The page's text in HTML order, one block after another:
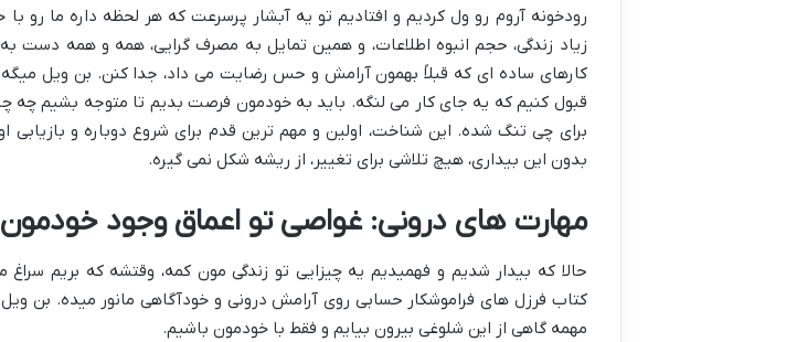
رودخونه آروم رو ول کردیم و افتادیم تو یه آبشار پرسرعت که هر لحظه داره ما رو
زیاد زندگی، حجم انبوه اطلاعات، و همین تمایل به مصرف گرایی، همه و همه دست
کارهای ساده ای که قبلاً بهمون آرامش و حس رضایت می داد، جدا کنن. بن ویل میگه
قبول کنیم که یه جای کار می لنگه. باید به خودمون فرصت بدیم تا متوجه بشیم چه
برای چی تنگ شده. این شناخت، اولین و مهم ترین قدم برای شروع دوباره و بازیابی
بدون این بیداری، هیچ تلاشی برای تغییر، از ریشه شکل نمی گیره.
مهارت های درونی: غواصی تو اعماق وجود خودمون
حالا که بیدار شدیم و فهمیدیم یه چیزایی تو زندگی مون کمه، وقتشه که بریم
کتاب فرزل های فراموشکار حسابی روی آرامش درونی و خودآگاهی مانور میده. بن
مهمه گاهی از این شلوغی بیرون بیایم و فقط با خودمون باشیم.